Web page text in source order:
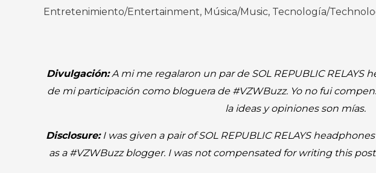
Entretenimiento/Entertainment, Música/Music, Tecnología/
Divulgación:A mi me regalaron un par de SOL REPUBLIC RELAYS
de mi participación como bloguera de #VZWBuzz. Yo no fui
la ideas y opiniones son mías.
Disclosure:I was given a pair of SOL REPUBLIC RELAYS
as a #VZWBuzz blogger. I was not compensated for writing this